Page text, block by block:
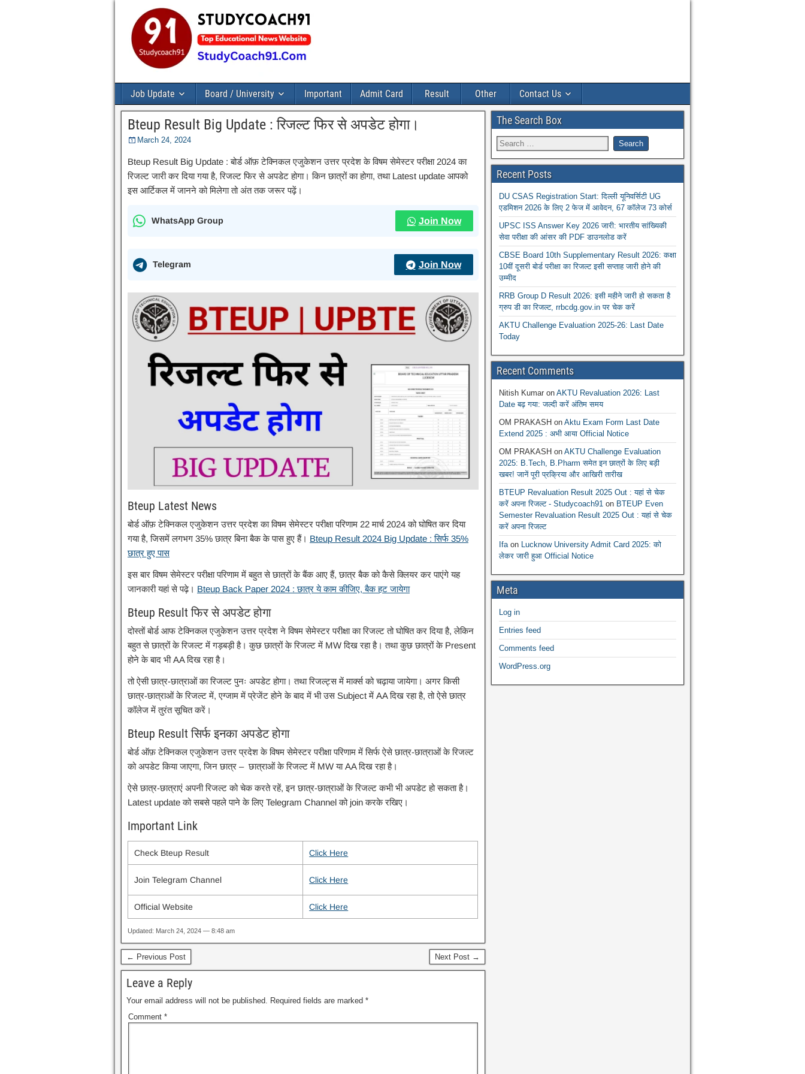
Job Update Board / University Important Admit Card Result Other Contact Us
Bteup Result Big Update : रिजल्ट फिर से अपडेट होगा।
March 24, 2024
Bteup Result Big Update : बोर्ड ऑफ़ टेक्निकल एजुकेशन उत्तर प्रदेश के विषम सेमेस्टर परीक्षा 2024 का
रिजल्ट जारी कर दिया गया है, रिजल्ट फिर से अपडेट होगा। किन छात्रों का होगा, तथा Latest update आपको
इस आर्टिकल में जानने को मिलेगा तो अंत तक जरूर पढ़ें।
WhatsApp Group Join Now
Telegram Join Now
Bteup Latest News
बोर्ड ऑफ़ टेक्निकल एजुकेशन उत्तर प्रदेश का विषम सेमेस्टर परीक्षा परिणाम 22 मार्च 2024 को घोषित कर दिया
गया है, जिसमें लगभग 35% छात्र बिना बैक के पास हुए हैं। Bteup Result 2024 Big Update : सिर्फ 35%
छात्र हुए पास
इस बार विषम सेमेस्टर परीक्षा परिणाम में बहुत से छात्रों के बैंक आए हैं, छात्र बैक को कैसे क्लियर कर पाएंगे यह
जानकारी यहां से पढ़े। Bteup Back Paper 2024 : छात्र ये काम कीजिए, बैक हट जायेगा
Bteup Result फिर से अपडेट होगा
दोस्तों बोर्ड आफ टेक्निकल एजुकेशन उत्तर प्रदेश ने विषम सेमेस्टर परीक्षा का रिजल्ट तो घोषित कर दिया है, लेकिन
बहुत से छात्रों के रिजल्ट में गड़बड़ी है। कुछ छात्रों के रिजल्ट में MW दिख रहा है। तथा कुछ छात्रों के Present
होने के बाद भी AA दिख रहा है।
तो ऐसी छात्र-छात्राओं का रिजल्ट पुनः अपडेट होगा। तथा रिजल्ट्स में मार्क्स को चढ़ाया जायेगा। अगर किसी
छात्र-छात्राओं के रिजल्ट में, एग्जाम में प्रेजेंट होने के बाद में भी उस Subject में AA दिख रहा है, तो ऐसे छात्र
कॉलेज में तुरंत सूचित करें।
Bteup Result सिर्फ इनका अपडेट होगा
बोर्ड ऑफ़ टेक्निकल एजुकेशन उत्तर प्रदेश के विषम सेमेस्टर परीक्षा परिणाम में सिर्फ ऐसे छात्र-छात्राओं के रिजल्ट
को अपडेट किया जाएगा, जिन छात्र – छात्राओं के रिजल्ट में MW या AA दिख रहा है।
ऐसे छात्र-छात्राएं अपनी रिजल्ट को चेक करते रहें, इन छात्र-छात्राओं के रिजल्ट कभी भी अपडेट हो सकता है।
Latest update को सबसे पहले पाने के लिए Telegram Channel को join करके रखिए।
Important Link
Check Bteup Result Click Here
Join Telegram Channel Click Here
Official Website Click Here
Updated: March 24, 2024 — 8:48 am
← Previous Post Next Post →
Leave a Reply
Your email address will not be published. Required fields are marked *
Comment *
The Search Box
Recent Posts
DU CSAS Registration Start: दिल्ली यूनिवर्सिटी UG
एडमिशन 2026 के लिए 2 फेज में आवेदन, 67 कॉलेज 73 कोर्स
UPSC ISS Answer Key 2026 जारी: भारतीय सांख्यिकी
सेवा परीक्षा की आंसर की PDF डाउनलोड करें
CBSE Board 10th Supplementary Result 2026: कक्षा
10वीं दूसरी बोर्ड परीक्षा का रिजल्ट इसी सप्ताह जारी होने की
उम्मीद
RRB Group D Result 2026: इसी महीने जारी हो सकता है
ग्रुप डी का रिजल्ट, rrbcdg.gov.in पर चेक करें
AKTU Challenge Evaluation 2025-26: Last Date
Today
Recent Comments
Nitish Kumaron AKTU Revaluation 2026: Last
Date बढ़ गया: जल्दी करें अंतिम समय
OM PRAKASH on Aktu Exam Form Last Date
Extend 2025 : अभी आया Official Notice
OM PRAKASH on AKTU Challenge Evaluation
2025: B.Tech, B.Pharm समेत इन छात्रों के लिए बड़ी
खबर! जानें पूरी प्रक्रिया और आखिरी तारीख
BTEUP Revaluation Result 2025 Out : यहां से चेक
करें अपना रिजल्ट - Studycoach91on BTEUP Even
Semester Revaluation Result 2025 Out : यहां से चेक
करें अपना रिजल्ट
Ifaon Lucknow University Admit Card 2025: को
लेकर जारी हुआ Official Notice
Meta
Log in
Entries feed
Comments feed
WordPress.org